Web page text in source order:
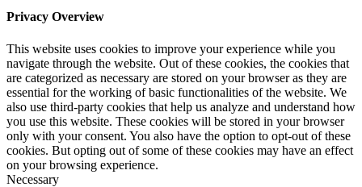
Privacy Overview
This website uses cookies to improve your experience while you
navigate through the website. Out of these cookies, the cookies that
are categorized as necessary are stored on your browser as they are
essential for the working of basic functionalities of the website. We
also use third-party cookies that help us analyze and understand how
you use this website. These cookies will be stored in your browser
only with your consent. You also have the option to opt-out of these
cookies. But opting out of some of these cookies may have an effect
on your browsing experience.
Necessary